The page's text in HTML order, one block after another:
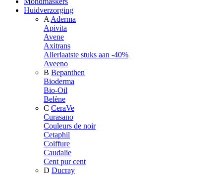
Huidverzorging
A Aderma
Apivita
Avene
Axitrans
Allerlaatste stuks aan -40%
Aveeno
B Bepanthen
Bioderma
Bio-Oil
Belène
C CeraVe
Curasano
Couleurs de noir
Cetaphil
Coiffure
Caudalie
Cent pur cent
D Ducray